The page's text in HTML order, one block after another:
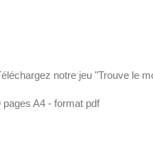
notre jeu "Trouve le
pages A4 - format pdf